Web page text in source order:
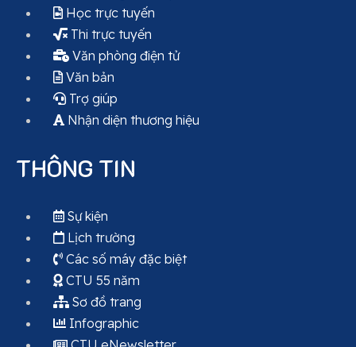
Học trực tuyến
Thi trực tuyến
Văn phòng điện tử
Văn bản
Trợ giúp
Nhận diện thương hiệu
THÔNG TIN
Sự kiện
Lịch trường
Các số máy đặc biệt
CTU 55 năm
Sơ đồ trang
Infographic